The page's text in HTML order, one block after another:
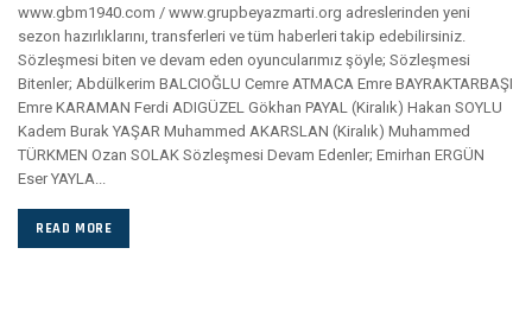
www.gbm1940.com / www.grupbeyazmarti.org adreslerinden yeni
sezon hazırlıklarını, transferleri ve tüm haberleri takip edebilirsiniz.
Sözleşmesi biten ve devam eden oyuncularımız şöyle; Sözleşmesi
Bitenler; Abdülkerim BALCIOĞLU Cemre ATMACA Emre BAYRAKTARBAŞI
Emre KARAMAN Ferdi ADIGÜZEL Gökhan PAYAL (Kiralık) Hakan SOYLU
Kadem Burak YAŞAR Muhammed AKARSLAN (Kiralık) Muhammed
TÜRKMEN Ozan SOLAK Sözleşmesi Devam Edenler; Emirhan ERGÜN
Eser YAYLA...
READ MORE